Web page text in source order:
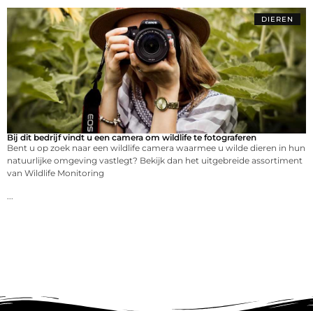
DIEREN
Bij dit bedrijf vindt u een camera om wildlife te fotograferen
Bent u op zoek naar een wildlife camera waarmee u wilde dieren in hun
natuurlijke omgeving vastlegt? Bekijk dan het uitgebreide assortiment
van Wildlife Monitoring